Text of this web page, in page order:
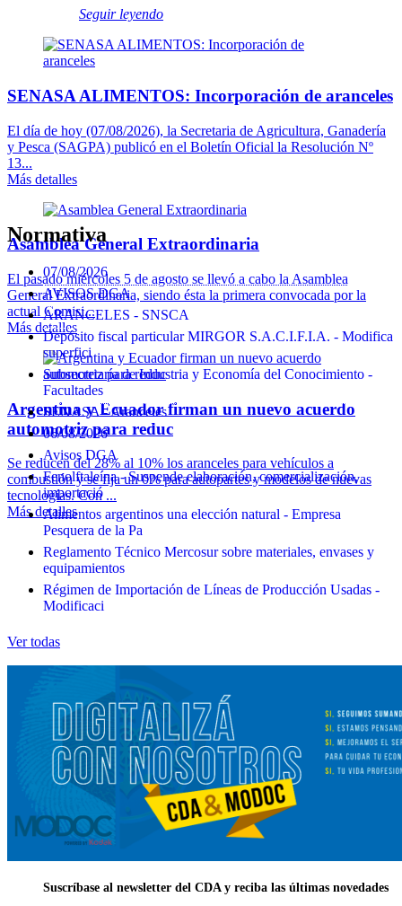
Seguir leyendo
SENASA ALIMENTOS: Incorporación de aranceles
El día de hoy (07/08/2026), la Secretaria de Agricultura, Ganadería
y Pesca (SAGPA) publicó en el Boletín Oficial la Resolución Nº
13...
Más detalles
Asamblea General Extraordinaria
El pasado miércoles 5 de agosto se llevó a cabo la Asamblea
General Extraordinaria, siendo ésta la primera convocada por la
actual Comisi...
Más detalles
Argentina y Ecuador firman un nuevo acuerdo
automotriz para reduc
Se reducen del 28% al 10% los aranceles para vehículos a
combustión y se fija un 0% para autopartes y modelos de nuevas
tecnologías. Con ...
Más detalles
Normativa
07/08/2026
AVISOS DGA
ARANCELES - SNSCA
Depósito fiscal particular MIRGOR S.A.C.I.F.I.A. - Modifica
superfici
Subsecretaría de Industria y Economía del Conocimiento -
Facultades
SENASA - Aranceles
06/08/2026
Avisos DGA
Fenolftaleína - Suspende elaboración, comercialización,
importació
Alimentos argentinos una elección natural - Empresa
Pesquera de la Pa
Reglamento Técnico Mercosur sobre materiales, envases y
equipamientos
Régimen de Importación de Líneas de Producción Usadas -
Modificaci
Ver todas
Suscríbase al newsletter del CDA y reciba las últimas novedades